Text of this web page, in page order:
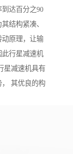
达百分之90
结构紧凑、
原理，让输
行星减速机
星减速机具有
其优良的构